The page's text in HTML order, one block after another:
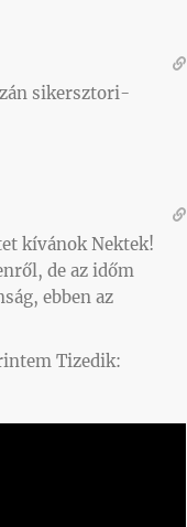
sikersztori-
kívánok Nektek!
de az időm
ebben az
Tizedik: